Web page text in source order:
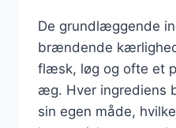
De grundlæggende
brændende
flæsk, løg og ofte et
æg. Hver ingrediens
sin egen måde,